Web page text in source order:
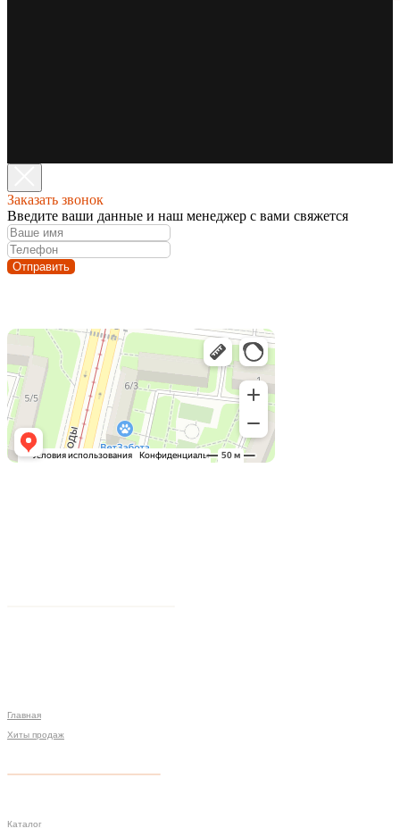
Главная
Хиты продаж
Мы на связи
Каталог
Заказать звонок
Введите ваши данные и наш менеджер с вами свяжется
Отправить